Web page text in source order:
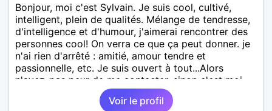
Bonjour, moi c'est Sylvain. Je suis cool, cultivé,
intelligent, plein de qualités. Mélange de tendresse,
d'intelligence et d'humour, j'aimerai rencontrer des
personnes cool! On verra ce que ça peut donner. je
n'ai rien d'arrêté : amitié, amour tendre et
passionnelle, etc. Je suis ouvert à tout...Alors
n'ayez-pas peur de me contacter, sinon c'est moi
qui le ferais!!!!!!!!!!!!! Ou peut-être pas! je suis
100000000000 vrai. Voir le profil